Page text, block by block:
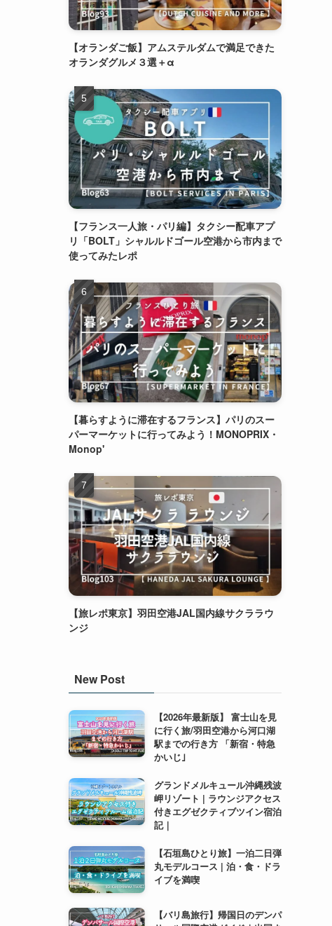
【オランダご飯】アムステルダムで満足できた
オランダグルメ３選＋α
【フランス一人旅・パリ編】タクシー配車アプ
リ「BOLT」シャルルドゴール空港から市内まで
使ってみたレポ
【暮らすように滞在するフランス】パリのスー
パーマーケットに行ってみよう！MONOPRIX・
Monop'
【旅レポ東京】羽田空港JAL国内線サクララウ
ンジ
New Post
【2026年最新版】 富士山を見
に行く旅/羽田空港から河口湖
駅までの行き方 「新宿・特急
かいじ｣
グランドメルキュール沖縄残波
岬リゾート | ラウンジアクセス
付きエグゼクティブツイン宿泊
記｜
【石垣島ひとり旅】一泊二日弾
丸モデルコース | 泊・食・ドラ
イブを満喫
【バリ島旅行】帰国日のデンパ